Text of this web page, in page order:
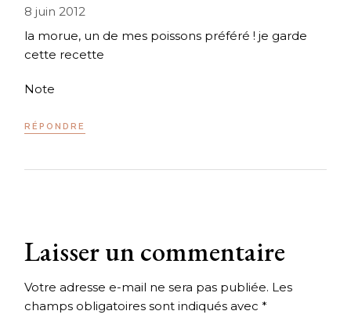
8 juin 2012
la morue, un de mes poissons préféré ! je garde
cette recette
Note
RÉPONDRE
Laisser un commentaire
Votre adresse e-mail ne sera pas publiée. Les
champs obligatoires sont indiqués avec*